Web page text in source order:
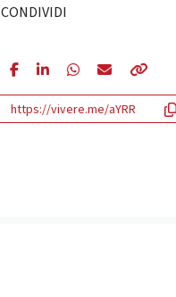
CONDIVIDI
https://vivere.me/aYRR